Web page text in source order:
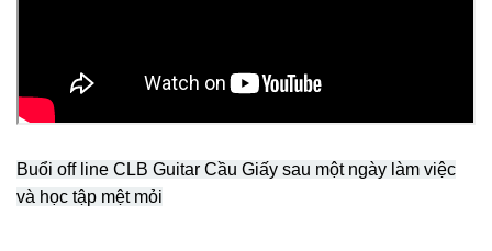
Buổi off line CLB Guitar Cầu Giấy sau một ngày làm việc
và học tập mệt mỏi